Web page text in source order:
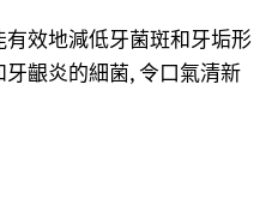
效地減低牙菌斑和牙垢形
齦炎的細菌, 令口氣清新